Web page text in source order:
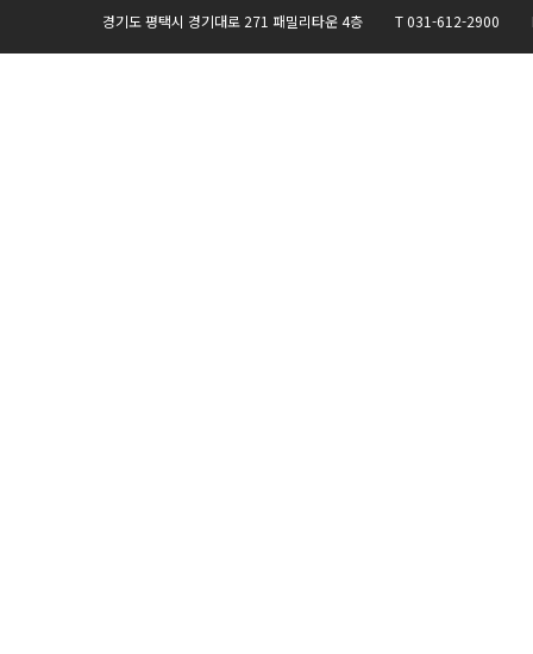
경기도 평택시 경기대로 271 패밀리타운 4층 T 031-612-2900